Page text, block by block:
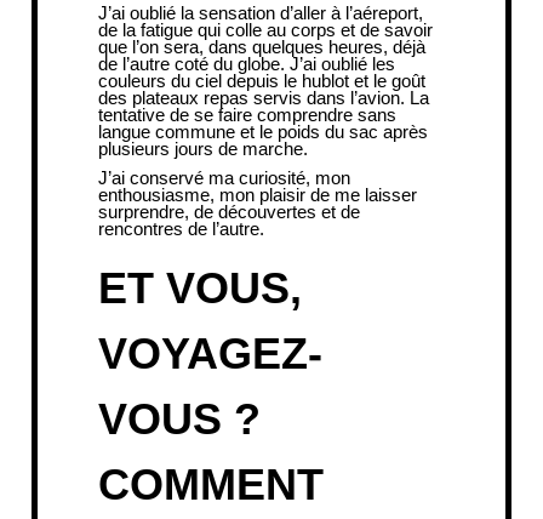
J’ai oublié la sensation d’aller à l’aéreport,
de la fatigue qui colle au corps et de savoir
que l’on sera, dans quelques heures, déjà
de l’autre coté du globe. J’ai oublié les
couleurs du ciel depuis le hublot et le goût
des plateaux repas servis dans l’avion. La
tentative de se faire comprendre sans
langue commune et le poids du sac après
plusieurs jours de marche.
J’ai conservé ma curiosité, mon
enthousiasme, mon plaisir de me laisser
surprendre, de découvertes et de
rencontres de l’autre.
ET VOUS,
VOYAGEZ-
VOUS ?
COMMENT